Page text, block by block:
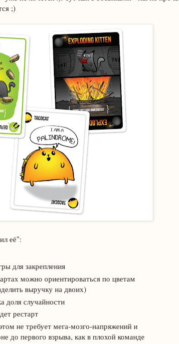
;)
её":
для закрепления
можно ориентироваться по цветам
выручку на двоих)
доля случайности
рестарт
не требует мега-мозго-напряжений и
до первого взрыва, как в плохой команде